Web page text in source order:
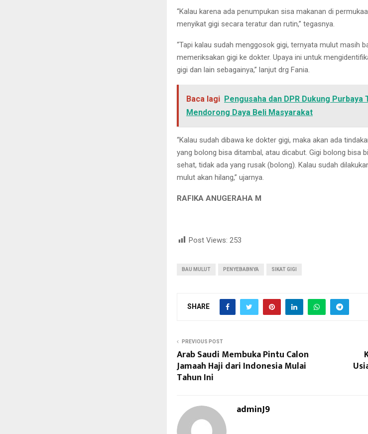
“Kalau karena ada penumpukan sisa makanan di
menyikat gigi secara teratur dan rutin,” tegasnya.
“Tapi kalau sudah menggosok gigi, ternyata mulut masih
memeriksakan gigi ke dokter. Upaya ini untuk
gigi dan lain sebagainya,” lanjut drg Fania.
Baca lagi Pengusaha dan DPR Dukung Purbaya
Mendorong Daya Beli Masyarakat
“Kalau sudah dibawa ke dokter gigi, maka akan ada
yang bolong bisa ditambal, atau dicabut. Gigi bolong bisa
sehat, tidak ada yang rusak (bolong). Kalau sudah
mulut akan hilang,” ujarnya.
RAFIKA ANUGERAHA M
Post Views: 253
BAU MULUT PENYEBABNYA SIKAT GIGI
SHARE
PREVIOUS POST
Arab Saudi Membuka Pintu Calon
Jamaah Haji dari Indonesia Mulai
Tahun Ini
adminJ9